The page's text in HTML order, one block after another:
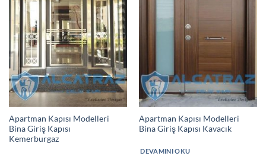
Apartman Kapısı Modelleri
Bina Giriş Kapısı
Kemerburgaz
Apartman Kapısı Modelleri
Bina Giriş Kapısı Kavacık
DEVAMINI OKU